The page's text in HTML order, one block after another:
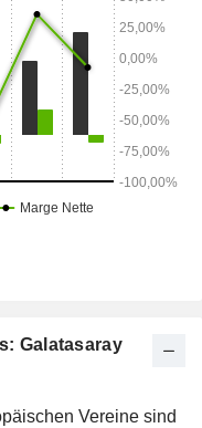
Galatasaray
Vereine sind